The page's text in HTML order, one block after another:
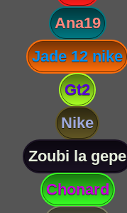
Ana19
Jade 12 nike
Gt2
Nike
Zoubi la gepe
Chonard